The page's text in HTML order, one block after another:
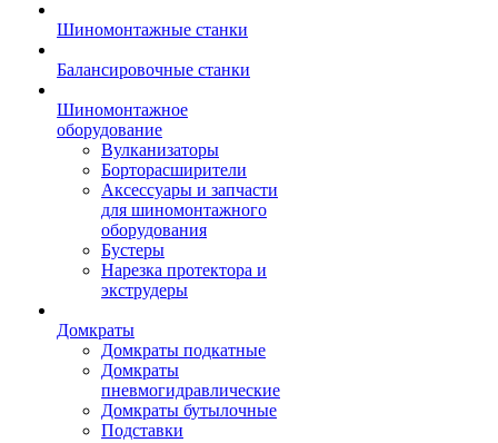
Шиномонтажные станки
Балансировочные станки
Шиномонтажное
оборудование
Вулканизаторы
Борторасширители
Аксессуары и запчасти
для шиномонтажного
оборудования
Бустеры
Нарезка протектора и
экструдеры
Домкраты
Домкраты подкатные
Домкраты
пневмогидравлические
Домкраты бутылочные
Подставки